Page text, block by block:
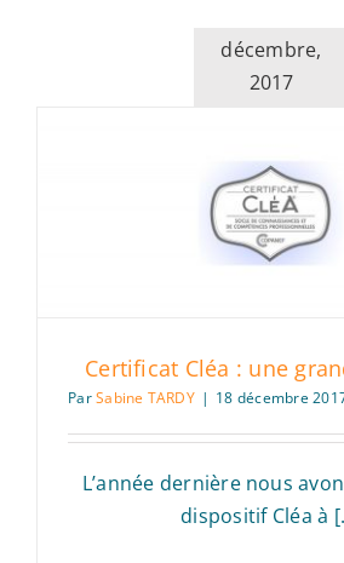
décembre,
2017
Certificat Cléa : une
ParSabine TARDY | 18 décembre
L’année dernière nous
dispositif Cléa à